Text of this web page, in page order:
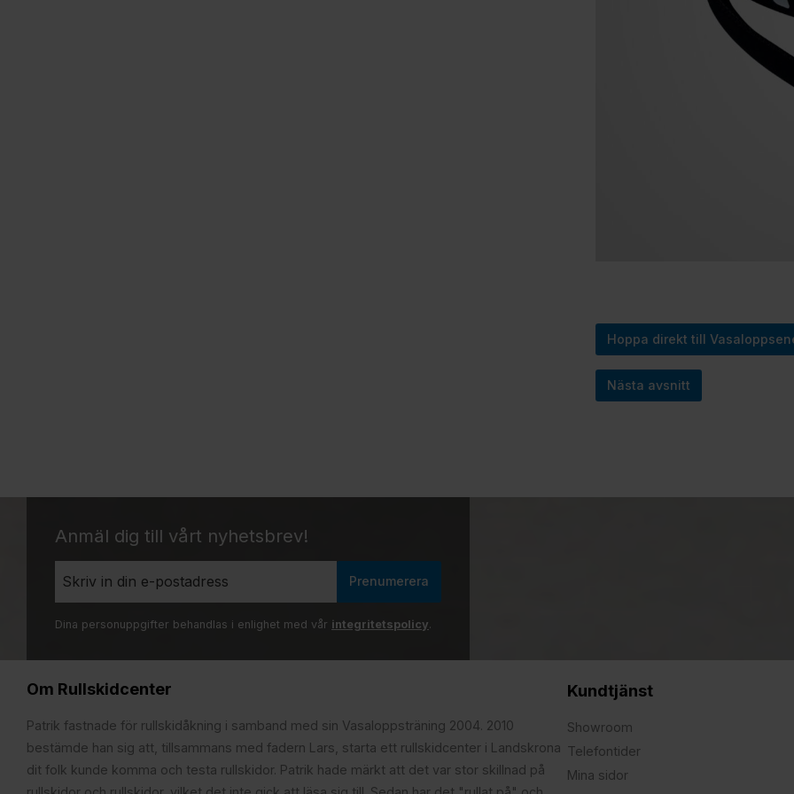
Hoppa direkt till
Nästa avsnitt
Anmäl dig till vårt nyhetsbrev!
Prenumerera
Dina personuppgifter behandlas i enlighet med vår integritetspolicy.
Om Rullskidcenter
Patrik fastnade för rullskidåkning i samband med sin Vasaloppsträning 2004. 2010
bestämde han sig att, tillsammans med fadern Lars, starta ett rullskidcenter i Landskrona
dit folk kunde komma och testa rullskidor. Patrik hade märkt att det var stor skillnad på
Kundtjänst
Showroom
Telefontider
Mina sidor